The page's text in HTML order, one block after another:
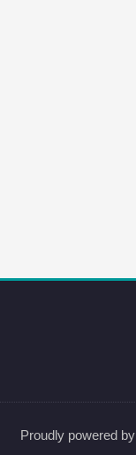
Proudly powered by